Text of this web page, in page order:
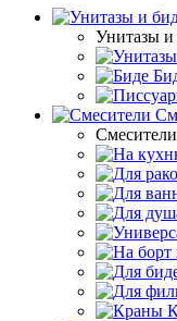
Унитазы и
Смесители